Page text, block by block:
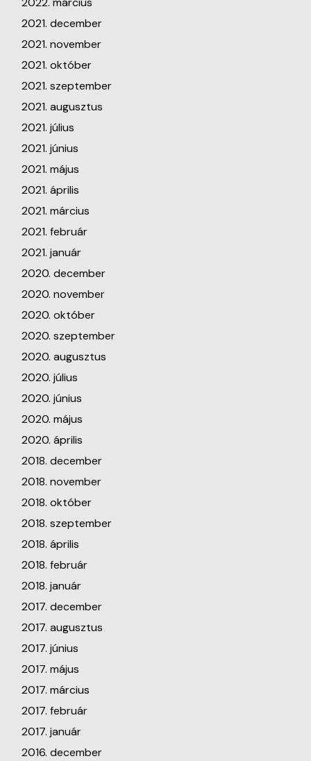
2021. december
2021. november
2021. október
2021. szeptember
2021. augusztus
2021. július
2021. június
2021. május
2021. április
2021. március
2021. február
2021. január
2020. december
2020. november
2020. október
2020. szeptember
2020. augusztus
2020. július
2020. június
2020. május
2020. április
2018. december
2018. november
2018. október
2018. szeptember
2018. április
2018. február
2018. január
2017. december
2017. augusztus
2017. június
2017. május
2017. március
2017. február
2017. január
2016. december